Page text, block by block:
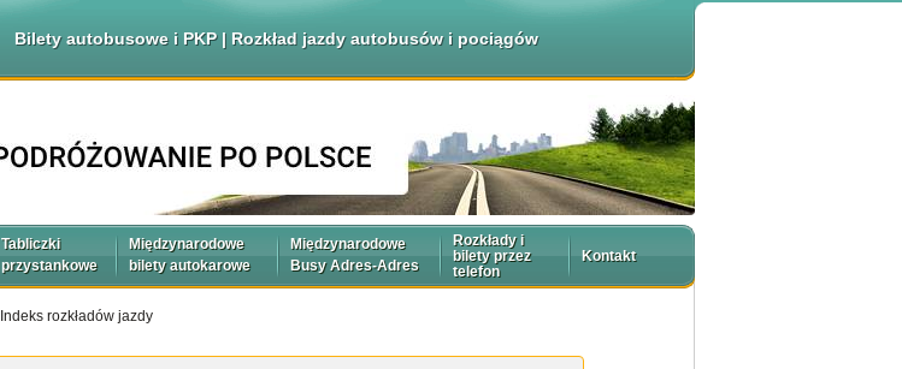
Bilety autobusowe i PKP | Rozkład jazdy autobusów i pociągów
Tabliczki
przystankowe
Międzynarodowe
bilety autokarowe
Międzynarodowe
Busy Adres-Adres
Rozkłady i
bilety przez
telefon
Kontakt
Indeks rozkładów jazdy